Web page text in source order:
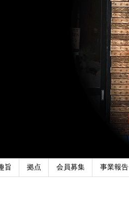
旨 拠点 会員募集 事業報告